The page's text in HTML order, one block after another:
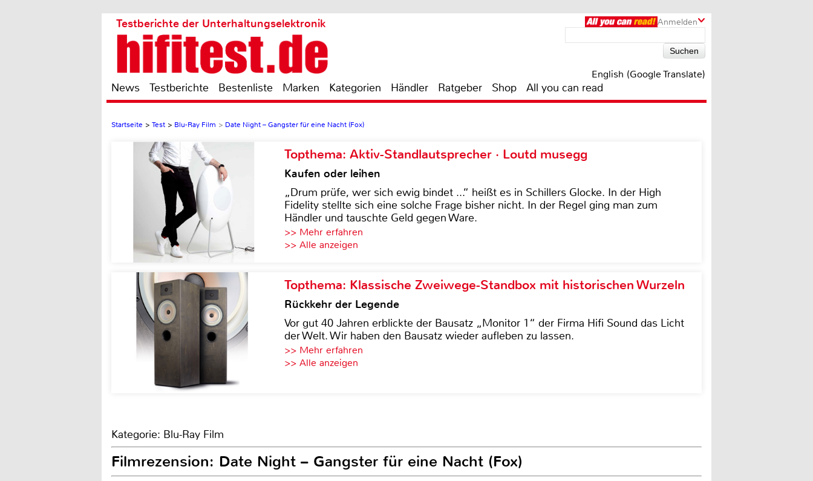
Anmelden
Testberichte der Unterhaltungselektronik
English (Google Translate)
News Testberichte Bestenliste Marken Kategorien Händler Ratgeber Shop All you can read
Startseite > Test > Blu-Ray Film > Date Night – Gangster für eine Nacht (Fox)
Topthema: Aktiv-Standlautsprecher · Loutd musegg
Kaufen oder leihen
„Drum prüfe, wer sich ewig bindet ...“ heißt es in Schillers Glocke. In der High
Fidelity stellte sich eine solche Frage bisher nicht. In der Regel ging man zum
Händler und tauschte Geld gegen Ware.
>> Mehr erfahren
>> Alle anzeigen
Topthema: Klassische Zweiwege-Standbox mit historischen Wurzeln
Rückkehr der Legende
Vor gut 40 Jahren erblickte der Bausatz „Monitor 1“ der Firma Hifi Sound das Licht
der Welt. Wir haben den Bausatz wieder aufleben zu lassen.
>> Mehr erfahren
>> Alle anzeigen
Kategorie: Blu-Ray Film
Filmrezension: Date Night – Gangster für eine Nacht (Fox)